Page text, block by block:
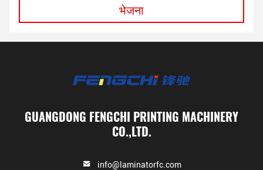
भेजना
GUANGDONG FENGCHI PRINTING MACHINERY
CO.,LTD.
info@laminatorfc.com